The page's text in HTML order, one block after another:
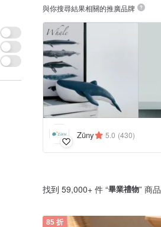
與你搜尋結果相關的推廣品牌
Züny 5.0 (430)
找到 59,000+ 件 “畢業禮物” 商品
85 折